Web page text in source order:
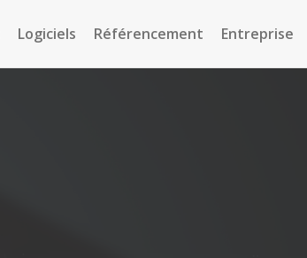
Logiciels Référencement Entreprise